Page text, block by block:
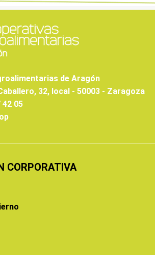
de Aragón
32, local - 50003 - Zaragoza
42 05
CORPORATIVA